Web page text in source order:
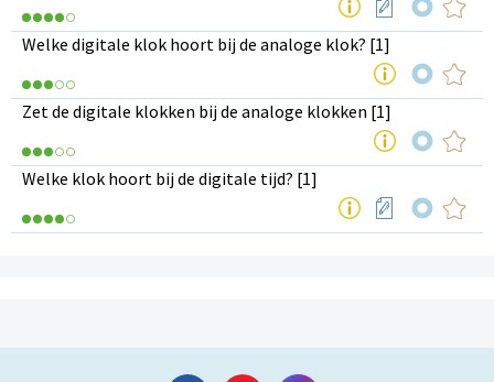
Welke digitale klok hoort bij de analoge klok? [1]
Zet de digitale klokken bij de analoge klokken [1]
Welke klok hoort bij de digitale tijd? [1]